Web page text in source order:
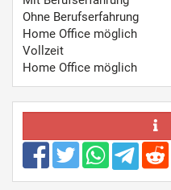
Ohne Berufserfahrung
Home Office möglich
Vollzeit
Home Office möglich